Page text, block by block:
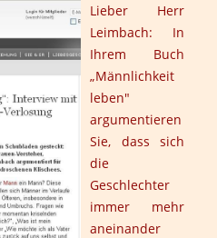
Lieber Herr
Leimbach: In
Ihrem Buch
„Männlichkeit
leben"
argumentieren
Sie, dass sich
die
Geschlechter
immer mehr
aneinander